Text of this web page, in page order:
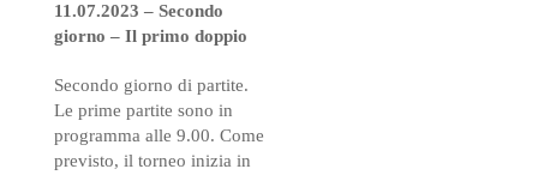
11.07.2023 – Secondo
giorno – Il primo doppio
Secondo giorno di partite.
Le prime partite sono in
programma alle 9.00. Come
previsto, il torneo inizia in